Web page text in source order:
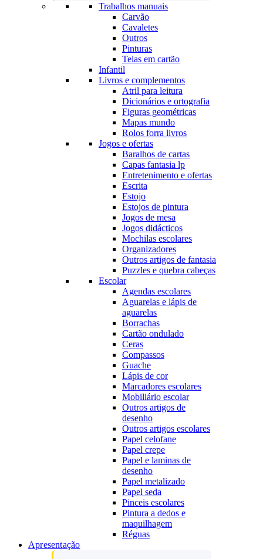
Trabalhos manuais
Carvão
Cavaletes
Outros
Pinturas
Telas em cartão
Infantil
Livros e complementos
Atril para leitura
Dicionários e ortografia
Figuras geométricas
Mapas mundo
Rolos forra livros
Jogos e ofertas
Baralhos de cartas
Capas fantasia lp
Entretenimento e ofertas
Escrita
Estojo
Estojos de pintura
Jogos de mesa
Jogos didácticos
Mochilas escolares
Organizadores
Outros artigos de fantasia
Puzzles e quebra cabeças
Escolar
Agendas escolares
Aguarelas e lápis de
aguarelas
Borrachas
Cartão ondulado
Ceras
Compassos
Guache
Lápis de cor
Marcadores escolares
Mobiliário escolar
Outros artigos de
desenho
Outros artigos escolares
Papel celofane
Papel crepe
Papel e laminas de
desenho
Papel metalizado
Papel seda
Pinceis escolares
Pintura a dedos e
maquilhagem
Réguas
Apresentação